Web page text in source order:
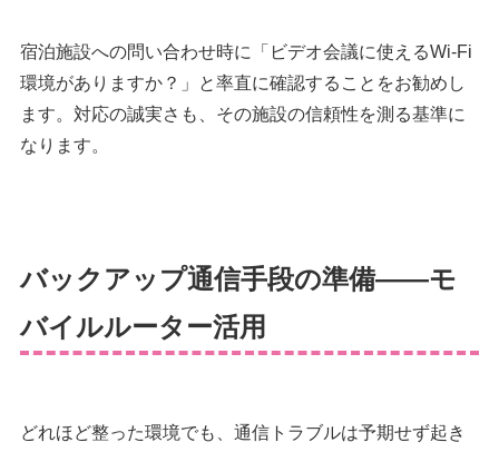
宿泊施設への問い合わせ時に「ビデオ会議に使えるWi-Fi
環境がありますか？」と率直に確認することをお勧めし
ます。対応の誠実さも、その施設の信頼性を測る基準に
なります。
バックアップ通信手段の準備——モ
バイルルーター活用
どれほど整った環境でも、通信トラブルは予期せず起き